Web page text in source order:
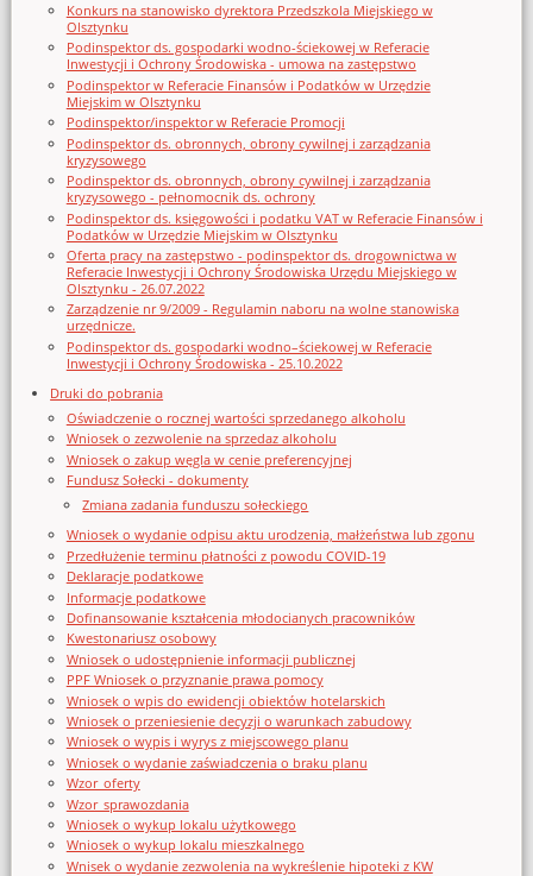
Konkurs na stanowisko dyrektora Przedszkola Miejskiego w
Olsztynku
Podinspektor ds. gospodarki wodno-ściekowej w Referacie
Inwestycji i Ochrony Środowiska - umowa na zastępstwo
Podinspektor w Referacie Finansów i Podatków w Urzędzie
Miejskim w Olsztynku
Podinspektor/inspektor w Referacie Promocji
Podinspektor ds. obronnych, obrony cywilnej i zarządzania
kryzysowego
Podinspektor ds. obronnych, obrony cywilnej i zarządzania
kryzysowego - pełnomocnik ds. ochrony
Podinspektor ds. księgowości i podatku VAT w Referacie Finansów i
Podatków w Urzędzie Miejskim w Olsztynku
Oferta pracy na zastępstwo - podinspektor ds. drogownictwa w
Referacie Inwestycji i Ochrony Środowiska Urzędu Miejskiego w
Olsztynku - 26.07.2022
Zarządzenie nr 9/2009 - Regulamin naboru na wolne stanowiska
urzędnicze.
Podinspektor ds. gospodarki wodno–ściekowej w Referacie
Inwestycji i Ochrony Środowiska - 25.10.2022
Druki do pobrania
Oświadczenie o rocznej wartości sprzedanego alkoholu
Wniosek o zezwolenie na sprzedaz alkoholu
Wniosek o zakup węgla w cenie preferencyjnej
Fundusz Sołecki - dokumenty
Zmiana zadania funduszu sołeckiego
Wniosek o wydanie odpisu aktu urodzenia, małżeństwa lub zgonu
Przedłużenie terminu płatności z powodu COVID-19
Deklaracje podatkowe
Informacje podatkowe
Dofinansowanie kształcenia młodocianych pracowników
Kwestonariusz osobowy
Wniosek o udostępnienie informacji publicznej
PPF Wniosek o przyznanie prawa pomocy
Wniosek o wpis do ewidencji obiektów hotelarskich
Wniosek o przeniesienie decyzji o warunkach zabudowy
Wniosek o wypis i wyrys z miejscowego planu
Wniosek o wydanie zaświadczenia o braku planu
Wzor_oferty
Wzor_sprawozdania
Wniosek o wykup lokalu użytkowego
Wniosek o wykup lokalu mieszkalnego
Wnisek o wydanie zezwolenia na wykreślenie hipoteki z KW